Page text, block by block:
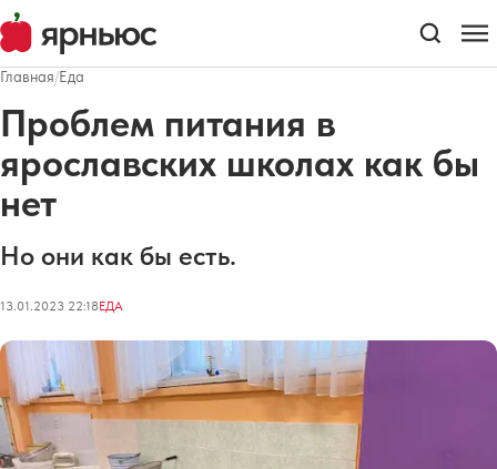
Главная/Еда
Проблем питания в
ярославских школах как бы
нет
Но они как бы есть.
13.01.2023 22:18ЕДА